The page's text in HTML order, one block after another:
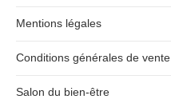
Mentions légales
Conditions générales de vente
Salon du bien-être